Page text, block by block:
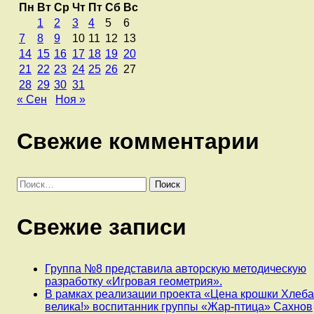
Пн Вт Ср Чт Пт Сб Вс
1
2 3 4 5
6
7
8 9 10 11 12 13
14 15 16 17 18 19 20
21 22 23 24 25 26 27
28 29 30 31
« Сен
Ноя »
Свежие комментарии
Найти:
Свежие записи
Группа №8 представила авторскую методическую
разработку «Игровая геометрия».
В рамках реализации проекта «Цена крошки
велика!» воспитанник группы «Жар-птица» Сахнов